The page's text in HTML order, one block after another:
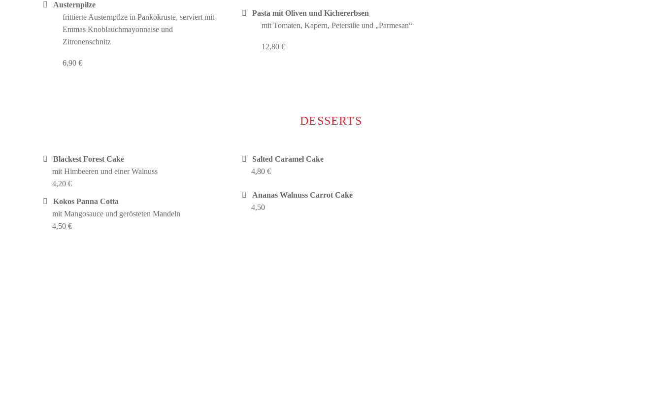
Austernpilze
frittierte Austernpilze in Pankokruste, serviert mit
Emmas Knoblauchmayonnaise und
Zitronenschnitz
6,90 €
Pasta mit Oliven und Kichererbsen
mit Tomaten, Kapern, Petersilie und „Parmesan“
12,80 €
DESSERTS
Blackest Forest Cake
mit Himbeeren und einer Walnuss
4,20 €
Kokos Panna Cotta
mit Mangosauce und gerösteten Mandeln
4,50 €
Salted Caramel Cake
4,80 €
Ananas Walnuss Carrot Cake
4,50